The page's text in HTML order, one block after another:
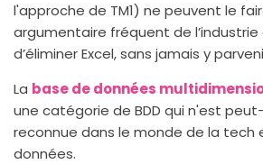
l'approche de TM1) ne peuvent le
argumentaire fréquent de l’industrie
d’éliminer Excel, sans jamais y
La base de données
une catégorie de BDD qui n'est
reconnue dans le monde de la tech
données.